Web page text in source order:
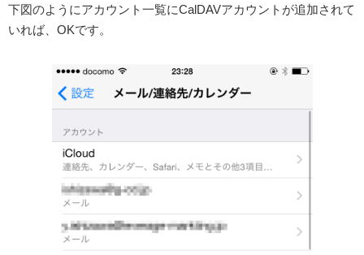
下図のようにアカウント一覧にCalDAVアカウントが追加されて
いれば、OKです。